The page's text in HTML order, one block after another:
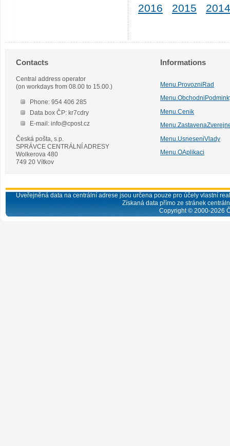
2016
2015 2014
Contacts
Central address operator
(on workdays from 08.00 to 15.00.)
Phone: 954 406 285
Data box ČP: kr7cdry
E-mail: info@cpost.cz
Česká pošta, s.p.
SPRÁVCE CENTRÁLNÍ ADRESY
Wolkerova 480
749 20 Vítkov
Informations
Menu.ProvozniRad
Menu.Cenik
Menu.UsneseniVlady
Menu.OAplikaci
Uveřejněná data na centrální adrese jsou určena pouze pro účely vlastní
Získaná data přímo ze stránek
Copyright © 2000-2026